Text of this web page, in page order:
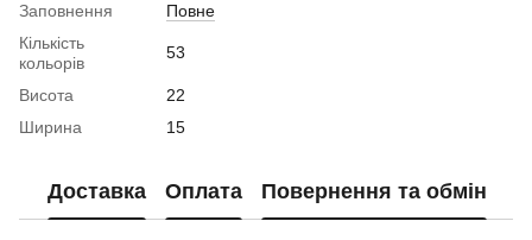
Заповнення
Повне
Кількість
кольорів
53
Висота
22
Ширина
15
Доставка Оплата Повернення та обмін